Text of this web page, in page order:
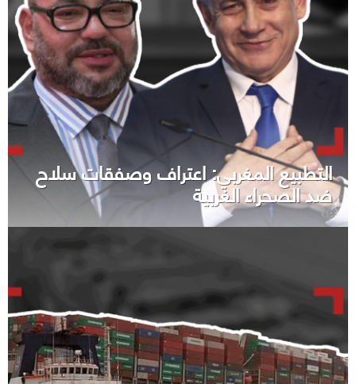
التطبيع المغربي: اعتراف وصفقات سلاح
ضد الصحراء الغربية